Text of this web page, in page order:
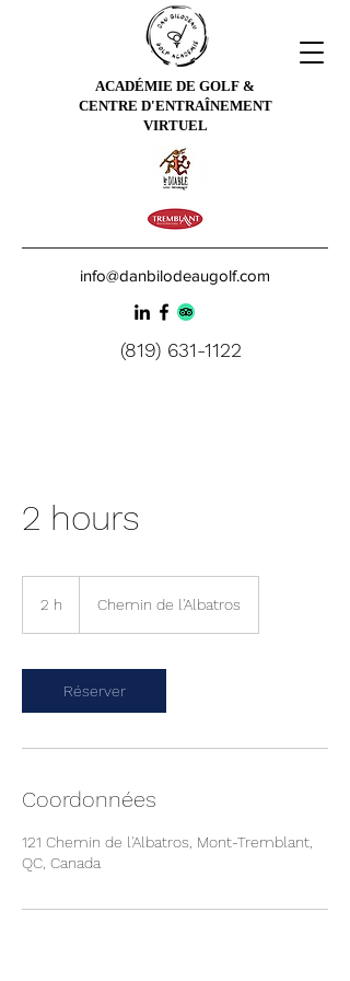
ACADÉMIE DE GOLF &
CENTRE D'ENTRAÎNEMENT
VIRTUEL
info@danbilodeaugolf.com
(819) 631-1122
2 hours
2 h Chemin de l'Albatros
Réserver
Coordonnées
121 Chemin de l'Albatros, Mont-Tremblant,
QC, Canada